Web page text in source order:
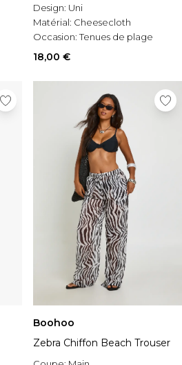
Design: Uni
Matérial: Cheesecloth
Occasion:Tenues de plage
18,00 €
Boohoo
Zebra Chiffon Beach Trouser